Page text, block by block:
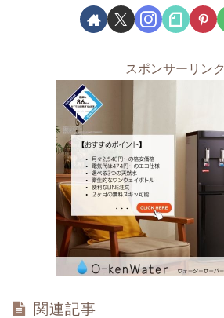
スポンサーリンク
関連記事